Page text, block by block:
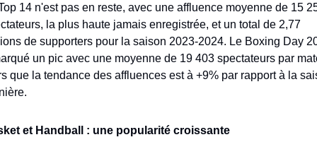
14 n'est pas en reste, avec une affluence moyenne de 15
la plus haute jamais enregistrée, et un total de 2,77
de supporters pour la saison 2023-2024. Le Boxing Day
un pic avec une moyenne de 19 403 spectateurs par
que la tendance des affluences est à +9% par rapport à la
et Handball : une popularité croissante